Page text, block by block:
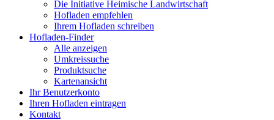
Die Initiative Heimische Landwirtschaft
Hofladen empfehlen
Ihrem Hofladen schreiben
Hofladen-Finder
Alle anzeigen
Umkreissuche
Produktsuche
Kartenansicht
Ihr Benutzerkonto
Ihren Hofladen eintragen
Kontakt